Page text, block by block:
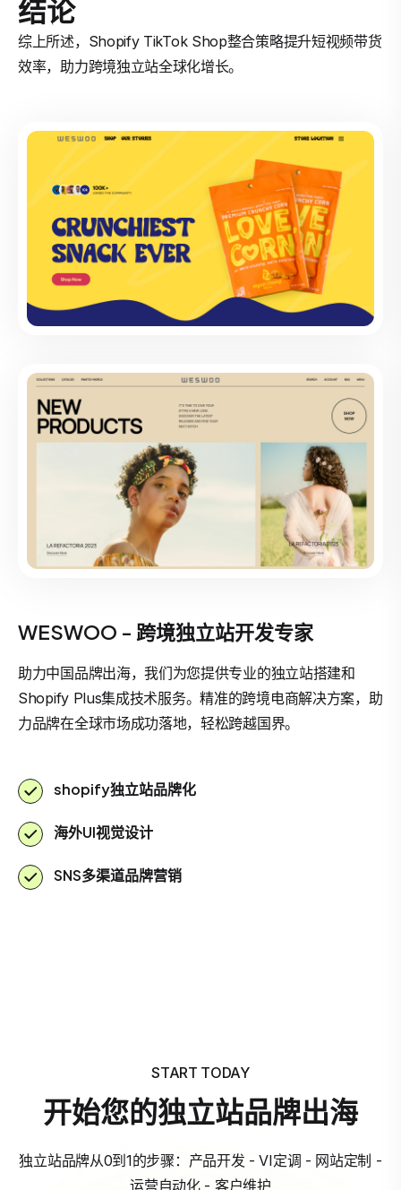
结论
综上所述，Shopify TikTok Shop整合策略提升短视频带货
效率，助力跨境独立站全球化增长。
WESWOO - 跨境独立站开发专家
助力中国品牌出海，我们为您提供专业的独立站搭建和
Shopify Plus集成技术服务。精准的跨境电商解决方案，助
力品牌在全球市场成功落地，轻松跨越国界。
shopify独立站品牌化
海外UI视觉设计
SNS多渠道品牌营销
START TODAY
开始您的独立站品牌出海
独立站品牌从0到1的步骤：产品开发 - VI定调 - 网站定制 -
运营自动化 - 客户维护